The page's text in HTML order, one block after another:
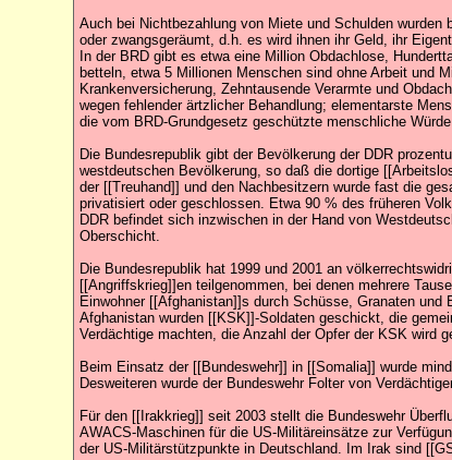
Auch bei Nichtbezahlung von Miete und Schulden wurden
oder zwangsgeräumt, d.h. es wird ihnen ihr Geld, ihr
In der BRD gibt es etwa eine Million Obdachlose,
betteln, etwa 5 Millionen Menschen sind ohne Arbeit und
Krankenversicherung, Zehntausende Verarmte und
wegen fehlender ärtzlicher Behandlung; elementarste
die vom BRD-Grundgesetz geschützte menschliche
Die Bundesrepublik gibt der Bevölkerung der DDR
westdeutschen Bevölkerung, so daß die dortige
der [[Treuhand]] und den Nachbesitzern wurde fast die
privatisiert oder geschlossen. Etwa 90 % des früheren
DDR befindet sich inzwischen in der Hand von
Oberschicht.
Die Bundesrepublik hat 1999 und 2001 an
[[Angriffskrieg]]en teilgenommen, bei denen mehrere
Einwohner [[Afghanistan]]s durch Schüsse, Granaten und
Afghanistan wurden [[KSK]]-Soldaten geschickt, die
Verdächtige machten, die Anzahl der Opfer der KSK wird
Beim Einsatz der [[Bundeswehr]] in [[Somalia]] wurde
Desweiteren wurde der Bundeswehr Folter von
Für den [[Irakkrieg]] seit 2003 stellt die Bundeswehr
AWACS-Maschinen für die US-Militäreinsätze zur
der US-Militärstützpunkte in Deutschland. Im Irak sind